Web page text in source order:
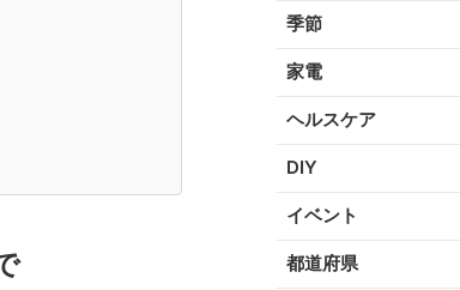
季節
家電
ヘルスケア
DIY
イベント
都道府県